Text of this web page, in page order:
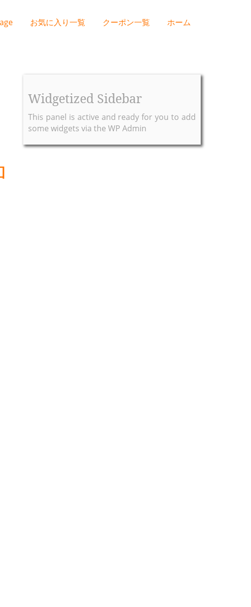
お気に入り一覧 クーポン一覧 ホーム
Widgetized Sidebar
This panel is active and ready for you to add
some widgets via the WP Admin